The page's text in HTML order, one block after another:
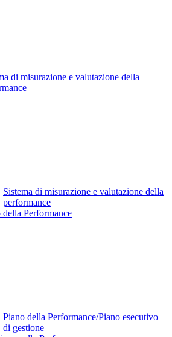
di misurazione e valutazione della
Sistema di misurazione e valutazione della
performance
della Performance
Piano della Performance/Piano esecutivo
di gestione